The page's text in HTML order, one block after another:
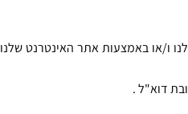
ו/או באמצעות אתר האינטרנט שלנו
דוא"ל.